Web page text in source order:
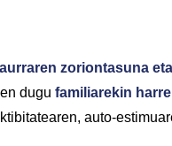
zoriontasuna
dugu familiarekin
auto-